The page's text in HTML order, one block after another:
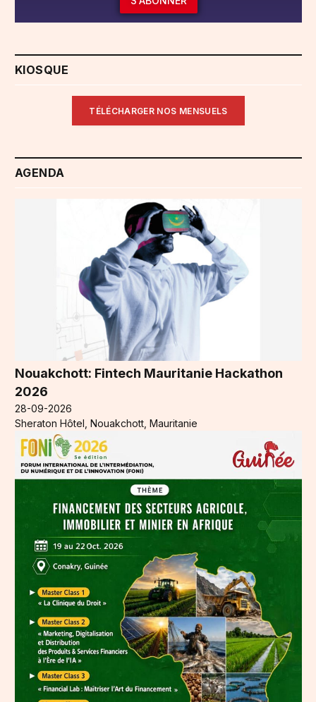
KIOSQUE
TÉLÉCHARGER NOS MENSUELS
AGENDA
Nouakchott: Fintech Mauritanie Hackathon
2026
28-09-2026
Sheraton Hôtel, Nouakchott, Mauritanie